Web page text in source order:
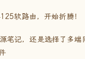
软路由，开始折腾！
笔记，还是选择了多端